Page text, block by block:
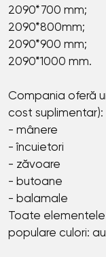
2090*700 mm;
2090*800mm;
2090*900 mm;
2090*1000 mm.
Compania oferă
cost suplimentar):
- mânere
- încuietori
- zăvoare
- butoane
- balamale
Toate elementele
populare culori: